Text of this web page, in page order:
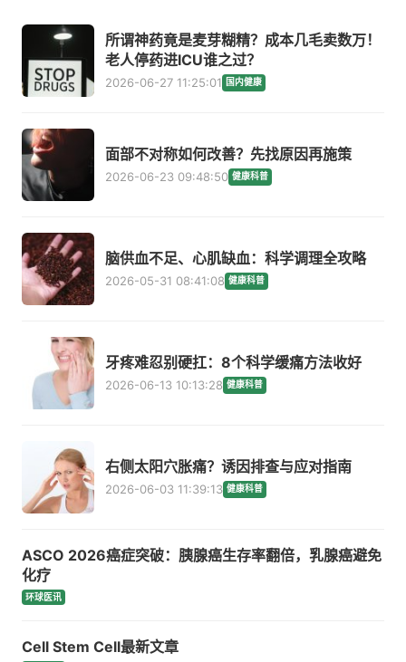
所谓神药竟是麦芽糊精？成本几毛卖数万！
老人停药进ICU谁之过？
2026-06-27 11:25:01 国内健康
面部不对称如何改善？先找原因再施策
2026-06-23 09:48:50 健康科普
脑供血不足、心肌缺血：科学调理全攻略
2026-05-31 08:41:08 健康科普
牙疼难忍别硬扛：8个科学缓痛方法收好
2026-06-13 10:13:28 健康科普
右侧太阳穴胀痛？诱因排查与应对指南
2026-06-03 11:39:13 健康科普
ASCO 2026癌症突破：胰腺癌生存率翻倍，乳腺癌避免
化疗
环球医讯
Cell Stem Cell最新文章